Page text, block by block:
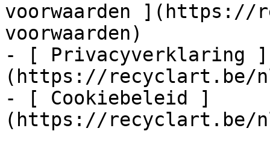
voorwaarden ](https://
voorwaarden)
- [ Privacyverklaring ]
(https://recyclart.be/
- [ Cookiebeleid ]